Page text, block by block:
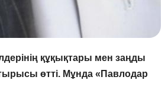
құқықтары мен заңды
өтті. Мұнда «Павлодар